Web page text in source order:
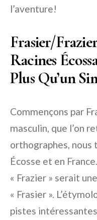
l’aventure!
Frasier/
Racines
Plus Qu’un
Commençons par
masculin, que l’on
orthographes,
Écosse et en
« Frazier » serait
« Frasier ».
pistes